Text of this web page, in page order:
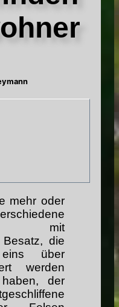
mehr oder
mit
Besatz, die
über
werden
der